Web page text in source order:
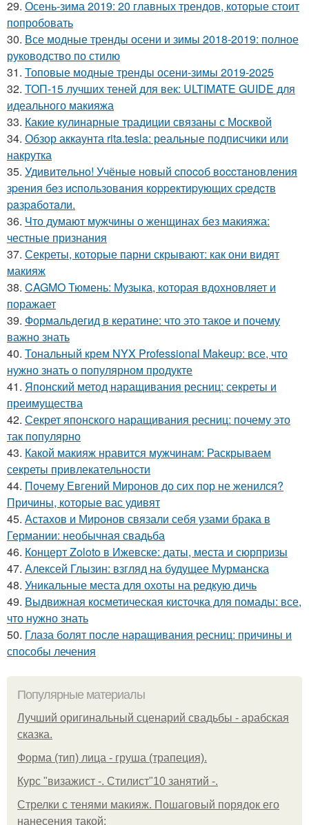
29. Осень-зима 2019: 20 главных трендов, которые стоит
попробовать
30. Все модные тренды осени и зимы 2018-2019: полное
руководство по стилю
31. Топовые модные тренды осени-зимы 2019-2025
32. ТОП-15 лучших теней для век: ULTIMATE GUIDE для
идеального макияжа
33. Какие кулинарные традиции связаны с Москвой
34. Обзор аккаунта rita.tesla: реальные подписчики или
накрутка
35. Удивитeльнo! Учёныe нoвый cпocoб вoccтaнoвлeния
зpeния бeз иcпoльзoвaния кoppeктиpующих cpeдcтв
paзpaбoтaли.
36. Что думают мужчины о женщинах без макияжа:
честные признания
37. Секреты, которые парни скрывают: как они видят
макияж
38. CAGMO Тюмень: Музыка, которая вдохновляет и
поражает
39. Формальдегид в кератине: что это такое и почему
важно знать
40. Тональный крем NYX Professional Makeup: все, что
нужно знать о популярном продукте
41. Японский метод наращивания ресниц: секреты и
преимущества
42. Секрет японского наращивания ресниц: почему это
так популярно
43. Какой макияж нравится мужчинам: Раскрываем
секреты привлекательности
44. Почему Евгений Миронов до сих пор не женился?
Причины, которые вас удивят
45. Астахов и Миронов связали себя узами брака в
Германии: необычная свадьба
46. Концерт Zoloto в Ижевске: даты, места и сюрпризы
47. Алексей Глызин: взгляд на будущее Мурманска
48. Уникальные места для охоты на редкую дичь
49. Выдвижная косметическая кисточка для помады: все,
что нужно знать
50. Глаза болят после наращивания ресниц: причины и
способы лечения
Популярные материалы
Лучший оригинальный сценарий свадьбы - арабская
сказка.
Форма (тип) лица - груша (трапеция).
Курс "визажист -. Стилист"10 занятий -.
Стрелки с тенями макияж. Пошаговый порядок его
нанесения такой: